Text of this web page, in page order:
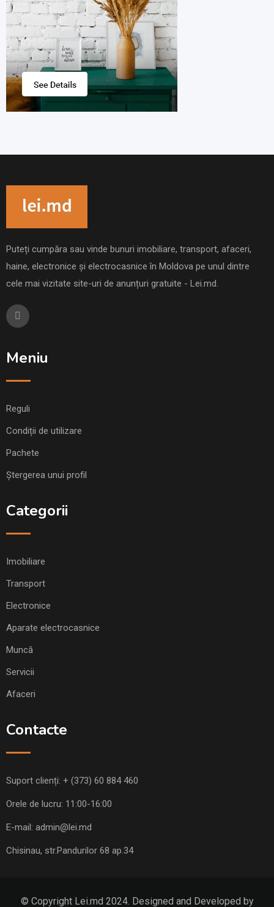
Puteți cumpăra sau vinde bunuri imobiliare, transport, afaceri,
haine, electronice și electrocasnice în Moldova pe unul dintre
cele mai vizitate site-uri de anunțuri gratuite - Lei.md.
Meniu
Reguli
Condiții de utilizare
Pachete
Ștergerea unui profil
Categorii
Imobiliare
Transport
Electronice
Aparate electrocasnice
Muncă
Servicii
Afaceri
Contacte
Suport clienți: + (373) 60 884 460
Orele de lucru: 11:00-16:00
E-mail: admin@lei.md
Chisinau, str.Pandurilor 68 ap.34
© Copyright Lei.md 2024. Designed and Developed by